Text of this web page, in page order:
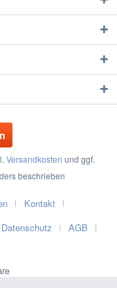
Versandkosten und ggf.
beschrieben
Kontakt
Datenschutz
AGB